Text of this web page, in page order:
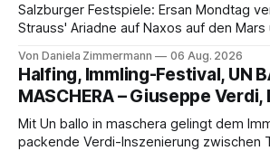
Salzburger Festspiele: Ersan Mondtag
Strauss' Ariadne auf Naxos auf den
Aufführung mit starken Solisten und den
Philharmonikern, szenisch bleibt der
hinter den Erwartungen zurück.
Von Daniela Zimmermann 06 Aug. 2026
Halfing, Immling-Festival, UN
MASCHERA – Giuseppe Verdi,
Mit Un ballo in maschera gelingt dem
packende Verdi-Inszenierung zwischen